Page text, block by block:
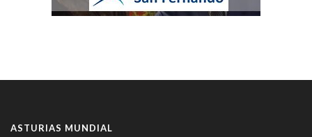
ASTURIAS MUNDIAL